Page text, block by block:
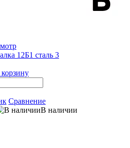
12Б1 сталь 3
Сравнение
В наличии